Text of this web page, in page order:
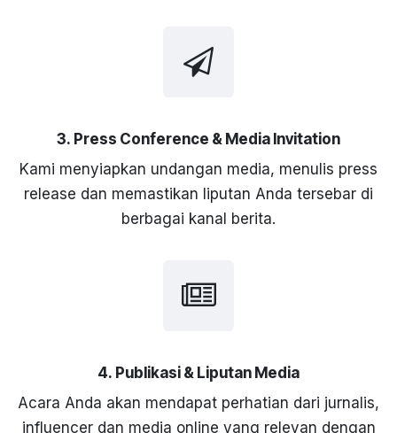
3. Press Conference & Media Invitation
Kami menyiapkan undangan media, menulis press
release dan memastikan liputan Anda tersebar di
berbagai kanal berita.
4. Publikasi & Liputan Media
Acara Anda akan mendapat perhatian dari jurnalis,
influencer dan media online yang relevan dengan